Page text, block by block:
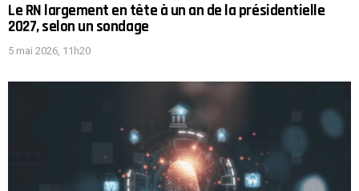
Le RN largement en tête à un an de la présidentielle
2027, selon un sondage
5 mai 2026, 11h20